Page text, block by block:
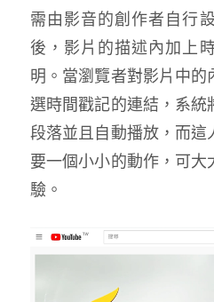
需由影音的創作者自行
後，影片的描述內加上
明。當瀏覽者對影片中
選時間戳記的連結，系統
段落並且自動播放，而這
要一個小小的動作，可大
驗。